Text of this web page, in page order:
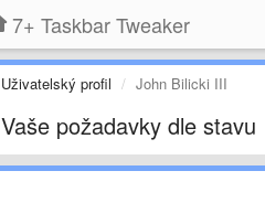
7+ Taskbar Tweaker
Uživatelský profil John Bilicki III
Vaše požadavky dle stavu